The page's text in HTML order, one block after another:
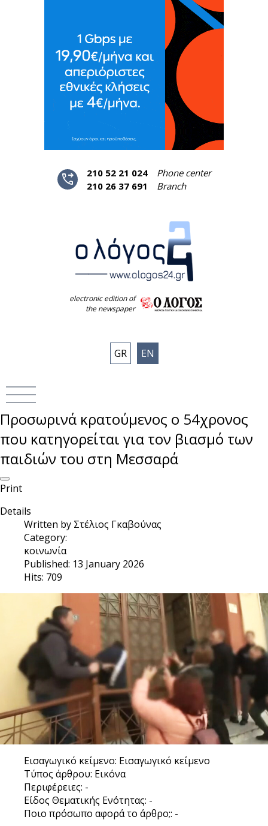
phone_forwarded 210 52 21 024
Phone center
210 26 37 691
Branch
electronic edition of
the newspaper
GR EN
Προσωρινά κρατούμενος ο 54χρονος
που κατηγορείται για τον βιασμό των
παιδιών του στη Μεσσαρά
Print
Details
Written by Στέλιος Γκαβούνας
Category:
κοινωνία
Published: 13 January 2026
Hits: 709
Εισαγωγικό κείμενο: Εισαγωγικό κείμενο
Τύπος άρθρου: Εικόνα
Περιφέρειες: -
Είδος Θεματικής Ενότητας: -
Ποιο πρόσωπο αφορά το άρθρο;: -